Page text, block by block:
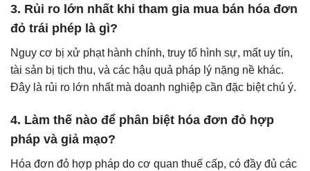
3. Rủi ro lớn nhất khi tham gia mua bán hóa đơn
đỏ trái phép là gì?
Nguy cơ bị xử phạt hành chính, truy tố hình sự, mất uy tín,
tài sản bị tịch thu, và các hậu quả pháp lý nặng nề khác.
Đây là rủi ro lớn nhất mà doanh nghiệp cần đặc biệt chú ý.
4. Làm thế nào để phân biệt hóa đơn đỏ hợp
pháp và giả mạo?
Hóa đơn đỏ hợp pháp do cơ quan thuế cấp, có đầy đủ các